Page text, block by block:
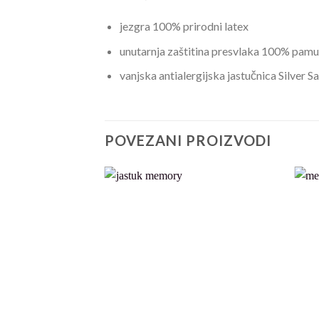
jezgra 100% prirodni latex
unutarnja zaštitina presvlaka 100%
vanjska antialergijska jastučnica Silver
POVEZANI PROIZVODI